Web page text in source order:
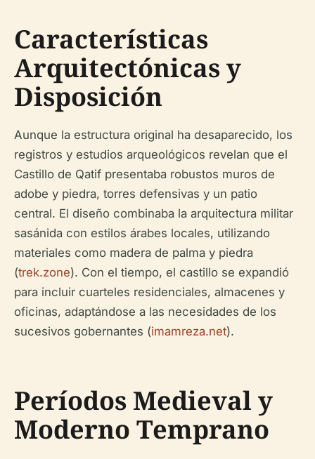
Características
Arquitectónicas y
Disposición
Aunque la estructura original ha desaparecido, los
registros y estudios arqueológicos revelan que el
Castillo de Qatif presentaba robustos muros de
adobe y piedra, torres defensivas y un patio
central. El diseño combinaba la arquitectura militar
sasánida con estilos árabes locales, utilizando
materiales como madera de palma y piedra
(trek.zone). Con el tiempo, el castillo se expandió
para incluir cuarteles residenciales, almacenes y
oficinas, adaptándose a las necesidades de los
sucesivos gobernantes (imamreza.net).
Períodos Medieval y
Moderno Temprano